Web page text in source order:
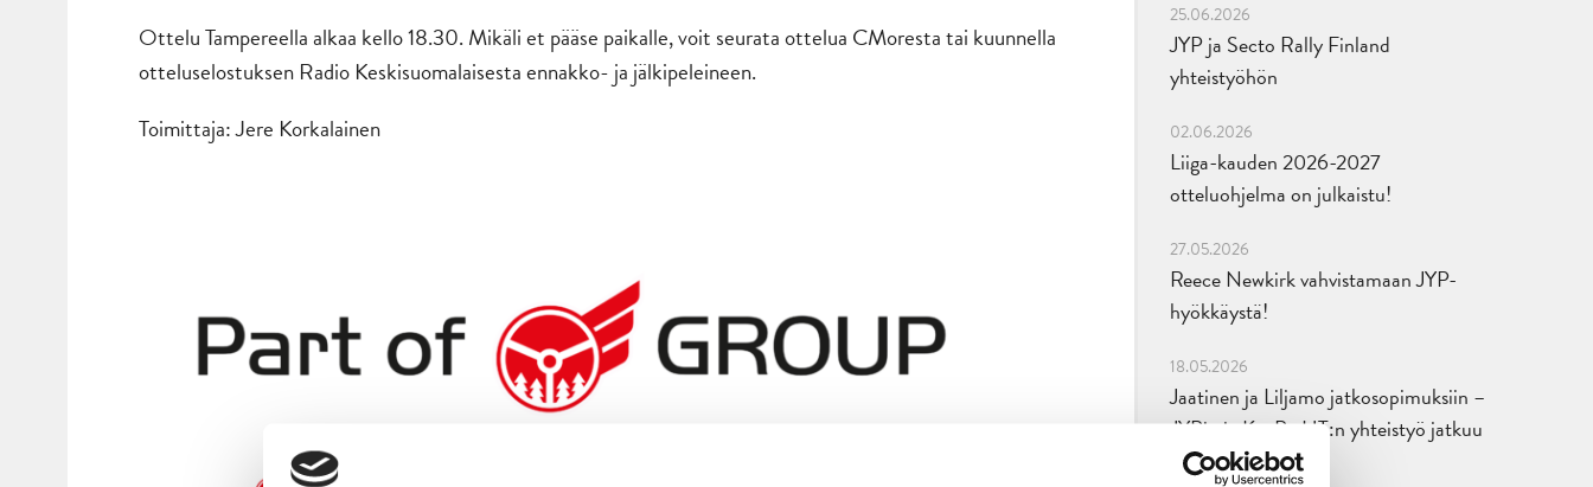
Ottelu Tampereella alkaa kello 18.30. Mikäli et pääse paikalle, voit seurata ottelua CMoresta tai kuunnella
otteluselostuksen Radio Keskisuomalaisesta ennakko- ja jälkipeleineen.
Toimittaja: Jere Korkalainen
25.06.2026
JYP ja Secto Rally Finland
yhteistyöhön
02.06.2026
Liiga-kauden 2026-2027
otteluohjelma on julkaistu!
27.05.2026
Reece Newkirk vahvistamaan JYP-
hyökkäystä!
18.05.2026
Jaatinen ja Liljamo jatkosopimuksiin –
JYPin ja KeuPa HT:n yhteistyö jatkuu